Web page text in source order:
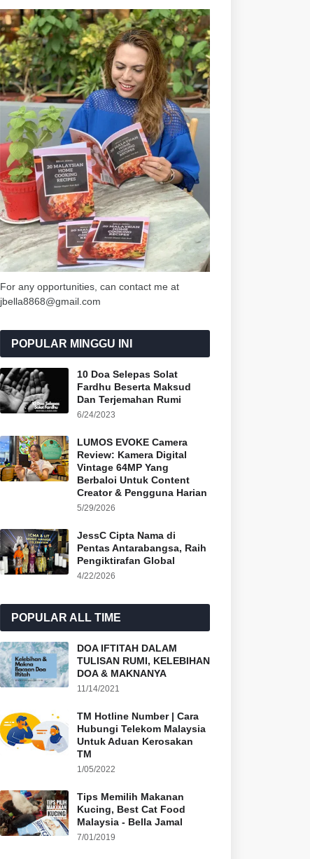
For any opportunities, can contact me at
jbella8868@gmail.com
POPULAR MINGGU INI
10 Doa Selepas Solat
Fardhu Beserta Maksud
Dan Terjemahan Rumi
6/24/2023
LUMOS EVOKE Camera
Review: Kamera Digital
Vintage 64MP Yang
Berbaloi Untuk Content
Creator & Pengguna Harian
5/29/2026
JessC Cipta Nama di
Pentas Antarabangsa, Raih
Pengiktirafan Global
4/22/2026
POPULAR ALL TIME
DOA IFTITAH DALAM
TULISAN RUMI, KELEBIHAN
DOA & MAKNANYA
11/14/2021
TM Hotline Number | Cara
Hubungi Telekom Malaysia
Untuk Aduan Kerosakan
TM
1/05/2022
Tips Memilih Makanan
Kucing, Best Cat Food
Malaysia - Bella Jamal
7/01/2019